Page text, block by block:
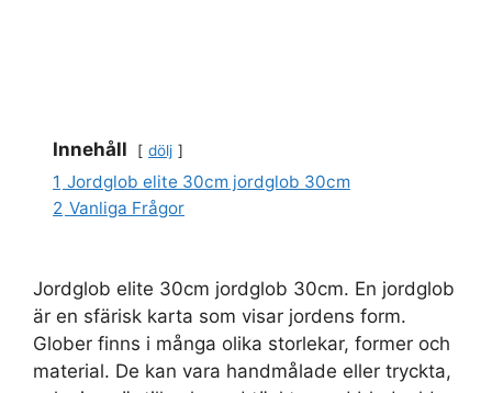
Innehåll dölj
1 Jordglob elite 30cm jordglob 30cm
2 Vanliga Frågor
Jordglob elite 30cm jordglob 30cm. En jordglob
är en sfärisk karta som visar jordens form.
Glober finns i många olika storlekar, former och
material. De kan vara handmålade eller tryckta,